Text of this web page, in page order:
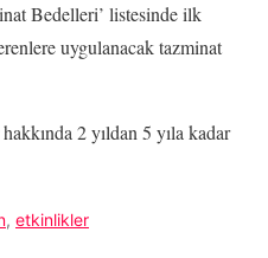
Bedelleri’ listesinde ilk
uygulanacak tazminat
2 yıldan 5 yıla kadar
, etkinlikler